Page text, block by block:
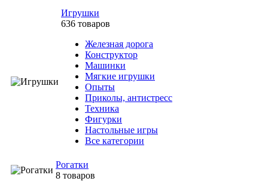
Игрушки
636 товаров
Железная дорога
Конструктор
Машинки
Мягкие игрушки
Опыты
Приколы, антистресс
Техника
Фигурки
Настольные игры
Все категории
Рогатки
8 товаров